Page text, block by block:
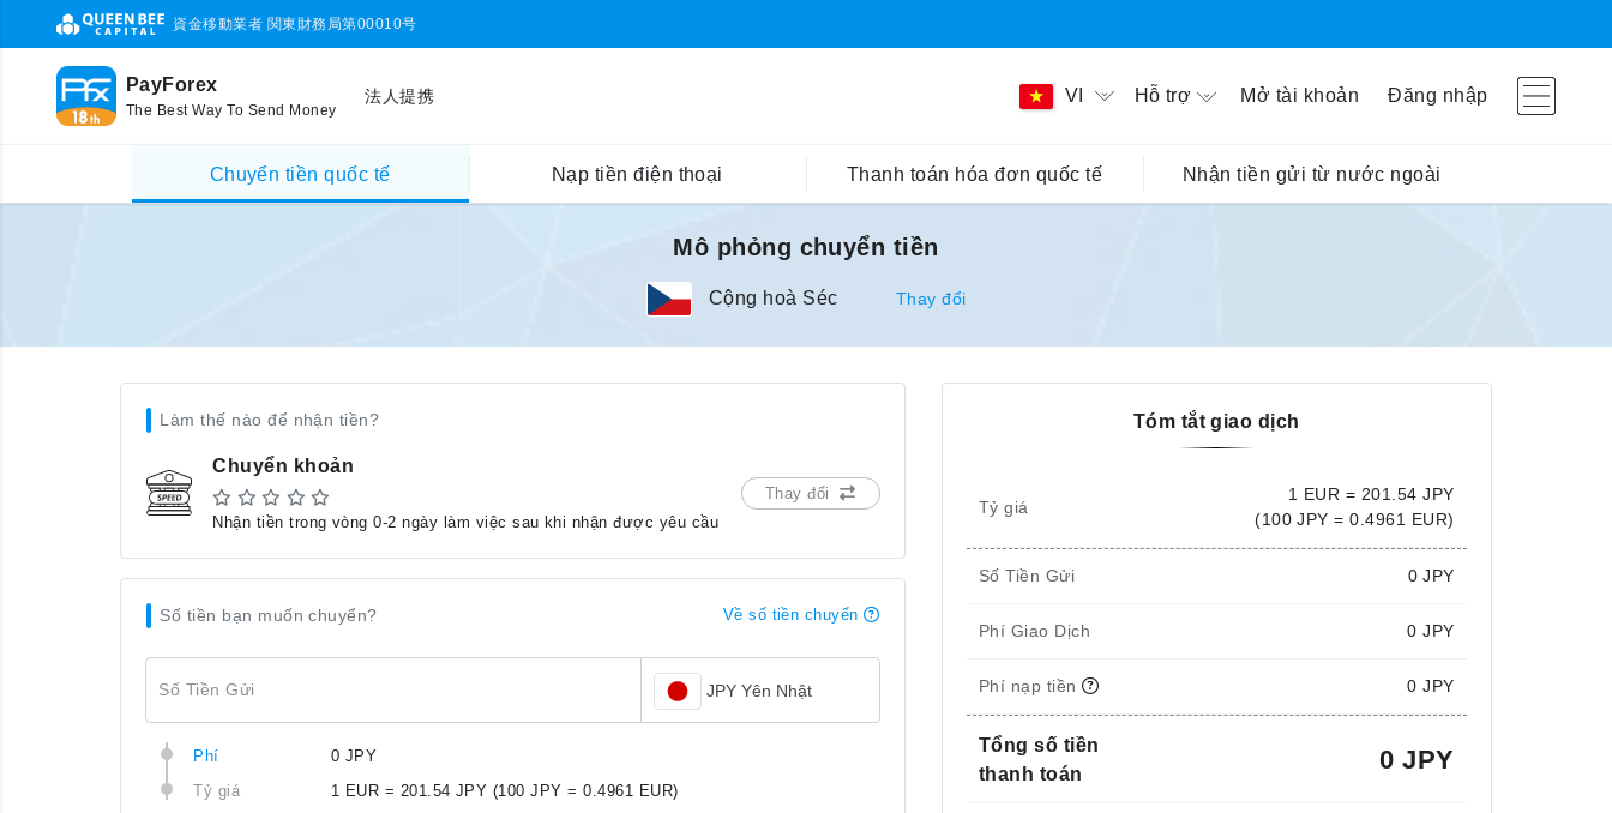
資金移動業者 関東財務局第00010号
PayForex
The Best Way To Send Money
法人提携 VI Hỗ trợ Mở tài khoản Đăng nhập
Chuyển tiền quốc tế Nạp tiền điện thoại Thanh toán hóa đơn quốc tế Nhận tiền gửi từ nước ngoài
Mô phỏng chuyển tiền
Cộng hoà Séc Thay đổi
Làm thế nào để nhận tiền?
Chuyển khoản
Nhận tiền trong vòng 0-2 ngày làm việc sau khi nhận được yêu cầu
Thay đổi
Số tiền bạn muốn chuyển? Về số tiền chuyển
Số Tiền Gửi JPY Yên Nhật
Phí
0 JPY
Tỷ giá
1 EUR = 201.54 JPY (100 JPY = 0.4961 EUR)
Tóm tắt giao dịch
Tỷ giá
1 EUR = 201.54 JPY
(100 JPY = 0.4961 EUR)
Số Tiền Gửi 0 JPY
Phí Giao Dịch 0 JPY
Phí nạp tiền 0 JPY
Tổng số tiền
thanh toán
0 JPY